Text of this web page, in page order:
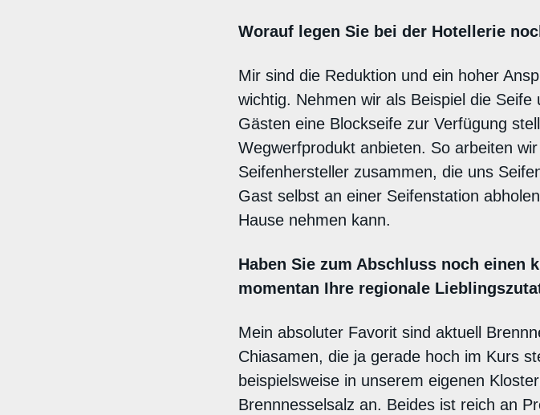
Worauf legen Sie bei der Hotellerie
Mir sind die Reduktion und ein hoher
wichtig. Nehmen wir als Beispiel die
Gästen eine Blockseife zur Verfügung
Wegwerfprodukt anbieten. So arbeiten
Seifenhersteller zusammen, die uns
Gast selbst an einer Seifenstation
Hause nehmen kann.
Haben Sie zum Abschluss noch einen
momentan Ihre regionale
Mein absoluter Favorit sind aktuell
Chiasamen, die ja gerade hoch im Kurs
beispielsweise in unserem eigenen
Brennnesselsalz an. Beides ist reich an